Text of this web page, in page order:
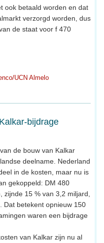
ook betaald worden en dat
verzorgd worden, dus
de staat voor f 470
UCN Almelo
bijdrage
de bouw van Kalkar
deelname. Nederland
in de kosten, maar nu is
gekoppeld: DM 480
15 % van 3,2 miljard,
Dat betekent opnieuw 150
waren een bijdrage
van Kalkar zijn nu al